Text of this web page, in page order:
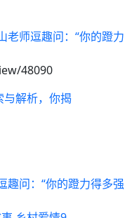
老师逗趣问：“你的蹬力
48090
与解析，你揭
趣问：“你的蹬力得多强